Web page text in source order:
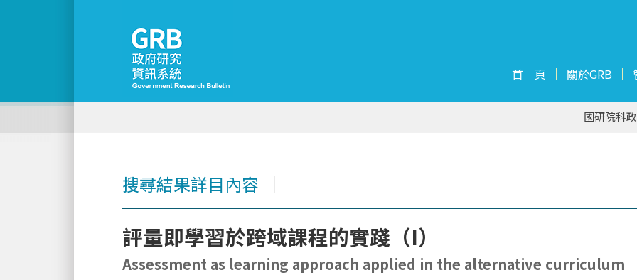
首 頁 關於GRB
國研院科
搜尋結果詳目內容
評量即學習於跨域課程的實踐（I）
Assessment as learning approach applied in the alternative curriculum